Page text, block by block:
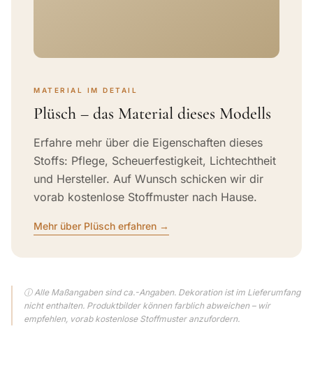
MATERIAL IM DETAIL
Plüsch – das Material dieses Modells
Erfahre mehr über die Eigenschaften dieses
Stoffs: Pflege, Scheuerfestigkeit, Lichtechtheit
und Hersteller. Auf Wunsch schicken wir dir
vorab kostenlose Stoffmuster nach Hause.
Mehr über Plüsch erfahren →
ⓘ Alle Maßangaben sind ca.-Angaben. Dekoration ist im Lieferumfang
nicht enthalten. Produktbilder können farblich abweichen – wir
empfehlen, vorab kostenlose Stoffmuster anzufordern.